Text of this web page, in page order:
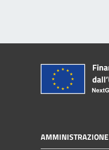
AMMINISTRAZIONE